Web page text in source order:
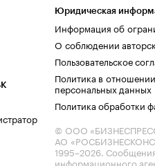
Юридическая
Информация об
О соблюдении
Пользовательское
Политика в
персональных данных
Политика обработки
© ООО
АО
1995–2026.
информационного